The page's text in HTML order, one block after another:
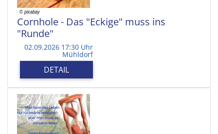
Cornhole - Das "Eckige" muss ins
"Runde"
02.09.2026 17:30 Uhr
Mühldorf
DETAIL